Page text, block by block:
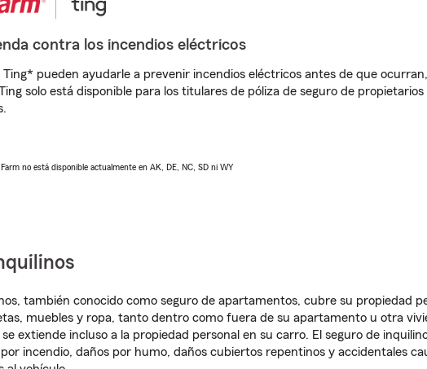
contra los incendios eléctricos
pueden ayudarle a prevenir incendios eléctricos antes de que
solo está disponible para los titulares de póliza de seguro de
no está disponible actualmente en AK, DE, NC, SD ni WY
también conocido como seguro de apartamentos, cubre su propiedad
muebles y ropa, tanto dentro como fuera de su apartamento u otra
extiende incluso a la propiedad personal en su carro. El seguro de
incendio, daños por humo, daños cubiertos repentinos y accidentales